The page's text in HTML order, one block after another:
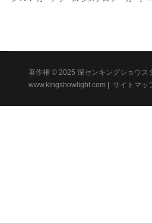
著作権 © 2025 深センキングショウス
www.kingshowlight.com | サイトマッ